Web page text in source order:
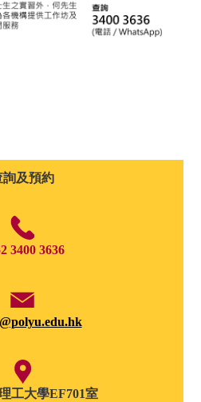
詢及預約
3400 3636
工大學EF701室